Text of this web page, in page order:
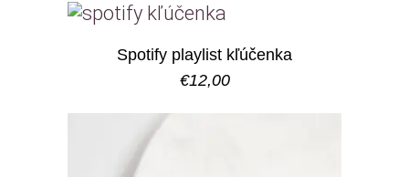
Spotify playlist kľúčenka
€12,00